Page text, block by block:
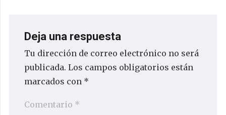
Deja una respuesta
Tu dirección de correo electrónico no será
publicada. Los campos obligatorios están
marcados con *